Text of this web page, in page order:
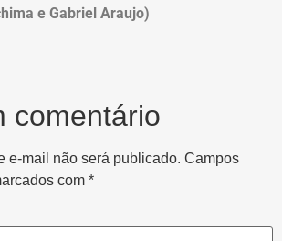
e Gabriel Araujo)
comentário
e-mail não será publicado. Campos
com *